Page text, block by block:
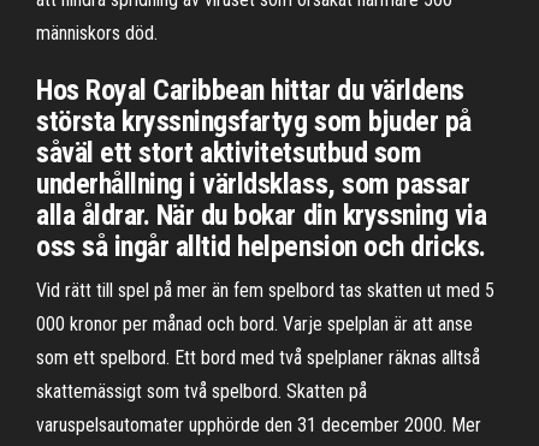
människors död.
Hos Royal Caribbean hittar du världens
största kryssningsfartyg som bjuder på
såväl ett stort aktivitetsutbud som
underhållning i världsklass, som passar
alla åldrar. När du bokar din kryssning via
oss så ingår alltid helpension och dricks.
Vid rätt till spel på mer än fem spelbord tas skatten ut med 5
000 kronor per månad och bord. Varje spelplan är att anse
som ett spelbord. Ett bord med två spelplaner räknas alltså
skattemässigt som två spelbord. Skatten på
varuspelsautomater upphörde den 31 december 2000. Mer